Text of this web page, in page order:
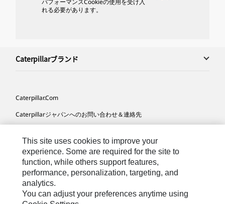
パフォーマンスCookieの使用を受け入
れる必要があります。
Caterpillarブランド
Caterpillar.com
Caterpillarジャパンへのお問い合わせ＆連絡先
サイト･マップ
Cookie Settings
法的事項
プライバシー
This site uses cookies to improve your
experience. Some are required for the site to
function, while others support features,
performance, personalization, targeting, and
analytics.
You can adjust your preferences anytime using